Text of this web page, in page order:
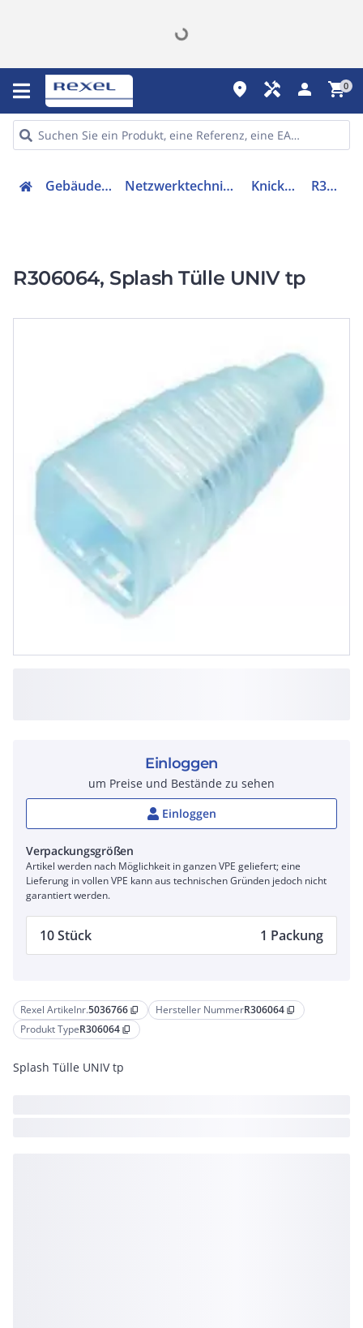
place handyman person shopping_cart0
Gebäudetechnik Netzwerktechnik - Zubehör Knickschutz R306064
R306064, Splash Tülle UNIV tp
Rexel Artikelnr.5036766 content_copy Hersteller NummerR306064 content_copy
Produkt TypeR306064 content_copy
Splash Tülle UNIV tp
Einloggen
um Preise und Bestände zu sehen
Einloggen
Verpackungsgrößen
Artikel werden nach Möglichkeit in ganzen VPE geliefert; eine
Lieferung in vollen VPE kann aus technischen Gründen jedoch nicht
garantiert werden.
10 Stück 1 Packung